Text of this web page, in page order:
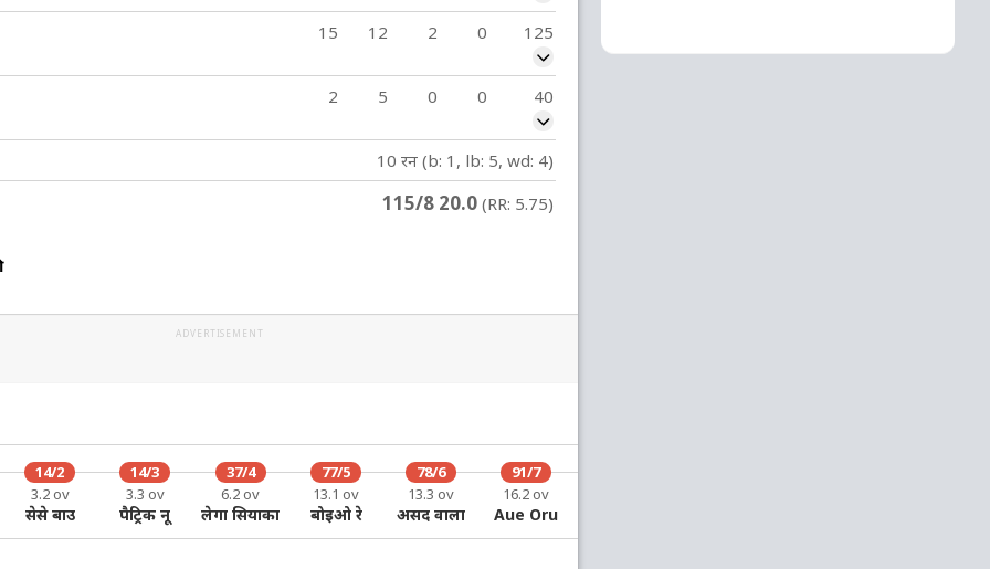
सैमसन सोला इली तुगागा
15 12 2 0 125
2 5 0 0 40
10 रन (b: 1, lb: 5, wd: 4)
115/8 20.0 (RR: 5.75)
ADVERTISEMENT
14/2
3.2 ov
सेसे बाउ
14/3
3.3 ov
पैट्रिक नू
37/4
6.2 ov
लेगा सियाका
77/5
13.1 ov
बोइओ रे
78/6
13.3 ov
असद वाला
91/7
16.2 ov
Aue Oru